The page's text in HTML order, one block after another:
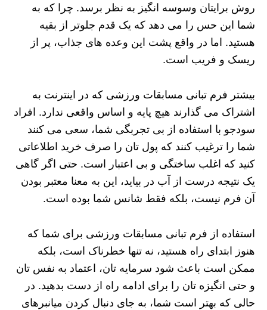
روش برایتان وسوسه انگیز به نظر برسد. چرا که به
شما این حس را می دهد که یک قدم جلوتر از بقیه
هستید. اما در واقع پشت این وعده های جذاب، پر از
ریسک و فریب است.
بیشتر فرم تبانی مسابقات ورزشی که در اینترنت به
اشتراک می گذارند هیچ پایه و اساس واقعی ندارد. افراد
سودجو با استفاده از بی تجربگی شما، سعی می کنند
شما را ترغیب کنند که پول تان را صرف خرید اطلاعاتی
کنید که اغلب ساختگی و بی اعتبار است. حتی اگر گاهی
یک نتیجه درست از آب در بیاید، این به معنا معتبر بودن
آن فرم نیست، بلکه فقط شانس شما بوده است.
استفاده از فرم تبانی مسابقات ورزشی برای شما که
هنوز ابتدای راه هستید، نه تنها خطرناک است، بلکه
ممکن است باعث شود سرمایه تان، اعتماد به نفس تان
و حتی انگیزه تان را برای ادامه راه از دست بدهید. در
حالی که بهتر است شما، به جای دنبال کردن میانبرهای